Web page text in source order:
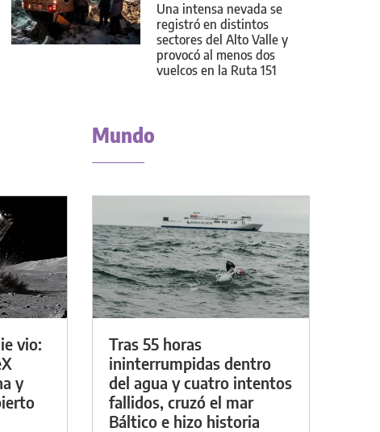
Una intensa nevada se
registró en distintos
sectores del Alto Valle y
provocó al menos dos
vuelcos en la Ruta 151
vio:
y
Mundo
Tras 55 horas
ininterrumpidas dentro
del agua y cuatro intentos
fallidos, cruzó el mar
Báltico e hizo historia